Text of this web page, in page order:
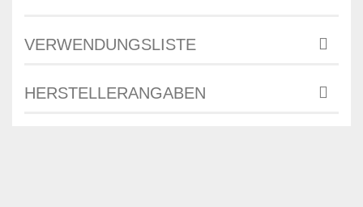
VERWENDUNGSLISTE
HERSTELLERANGABEN